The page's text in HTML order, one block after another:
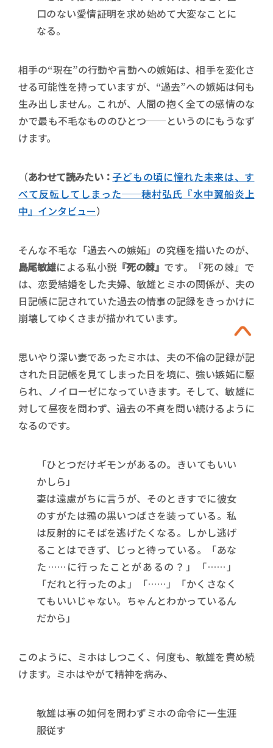
口のない愛情証明を求め始めて大変なことに
なる。
相手の“現在”の行動や言動への嫉妬は、相手を変化さ
せる可能性を持っていますが、“過去”への嫉妬は何も
生み出しません。これが、人間の抱く全ての感情のな
かで最も不毛なもののひとつ──というのにもうなず
けます。
（あわせて読みたい：子どもの頃に憧れた未来は、す
べて反転してしまった──穂村弘氏『水中翼船炎上
中』インタビュー）
そんな不毛な「過去への嫉妬」の究極を描いたのが、
島尾敏雄による私小説 『死の棘』 です。『死の棘』で
は、恋愛結婚をした夫婦、敏雄とミホの関係が、夫の
日記帳に記されていた過去の情事の記録をきっかけに
崩壊してゆくさまが描かれています。
思いやり深い妻であったミホは、夫の不倫の記録が記
された日記帳を見てしまった日を境に、強い嫉妬に駆
られ、ノイローゼになっていきます。そして、敏雄に
対して昼夜を問わず、過去の不貞を問い続けるように
なるのです。
「ひとつだけギモンがあるの。きいてもいい
かしら」
妻は遠慮がちに言うが、そのときすでに彼女
のすがたは鴉の黒いつばさを装っている。私
は反射的にそばを逃げたくなる。しかし逃げ
ることはできず、じっと待っている。「あな
た……に行ったことがあるの？」「……」
「だれと行ったのよ」「……」「かくさなく
てもいいじゃない。ちゃんとわかっているん
だから」
このように、ミホはしつこく、何度も、敏雄を責め続
けます。ミホはやがて精神を病み、
敏雄は事の如何を問わずミホの命令に一生涯
服従す